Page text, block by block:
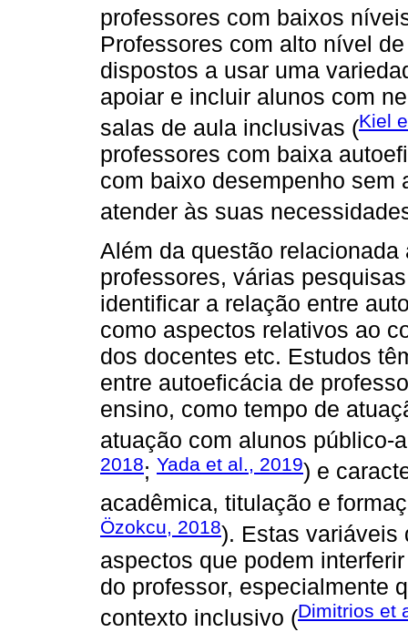
professores com baixos
Professores com alto nível
dispostos a usar uma
apoiar e incluir alunos com
salas de aula inclusivas (Kiel
professores com baixa
com baixo desempenho sem
atender às suas
Além da questão
professores, várias
identificar a relação entre
como aspectos relativos ao
dos docentes etc. Estudos
entre autoeficácia de
ensino, como tempo de
atuação com alunos público-
2018; Yada et al., 2019) e
acadêmica, titulação e
Özokcu, 2018). Estas variáveis
aspectos que podem
do professor, especialmente
contexto inclusivo (Dimitrios et